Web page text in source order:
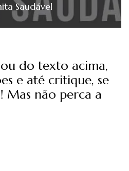
Saudável
do texto acima,
e até critique, se
Mas não perca a